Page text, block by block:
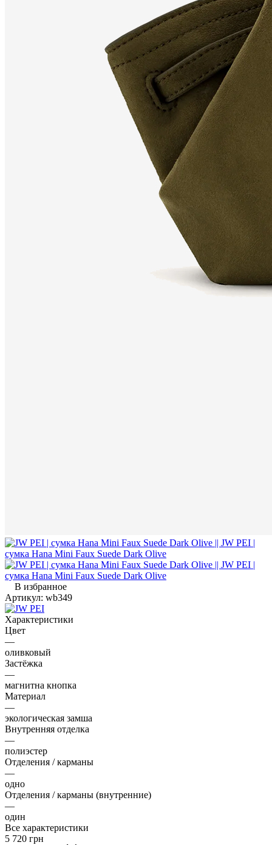
В избранное
Артикул: wb349
Характеристики
Цвет
—
оливковый
Застёжка
—
магнитна кнопка
Материал
—
экологическая замша
Внутренняя отделка
—
полиэстер
Отделения / карманы
—
одно
Отделения / карманы (внутренние)
—
один
Все характеристики
5 720 грн